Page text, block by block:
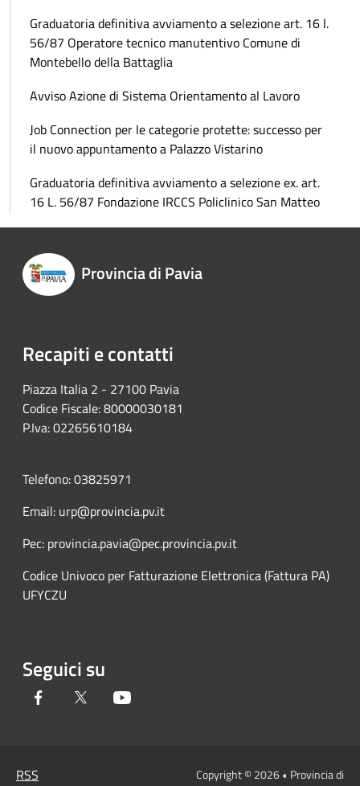
Graduatoria definitiva avviamento a selezione art. 16 l.
56/87 Operatore tecnico manutentivo Comune di
Montebello della Battaglia
Avviso Azione di Sistema Orientamento al Lavoro
Job Connection per le categorie protette: successo per
il nuovo appuntamento a Palazzo Vistarino
Graduatoria definitiva avviamento a selezione ex. art.
16 L. 56/87 Fondazione IRCCS Policlinico San Matteo
Provincia di Pavia
Recapiti e contatti
Piazza Italia 2 - 27100 Pavia
Codice Fiscale: 80000030181
P.Iva: 02265610184
Telefono: 03825971
Email: urp@provincia.pv.it
Pec: provincia.pavia@pec.provincia.pv.it
Codice Univoco per Fatturazione Elettronica (Fattura PA)
UFYCZU
Seguici su
Facebook Twitter
RSS
Copyright © 2026 • Provincia di